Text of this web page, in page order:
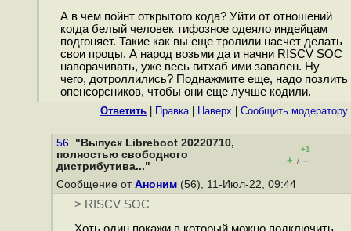
А в чем пойнт открытого кода? Уйти от отношений
когда белый человек тифозное одеяло индейцам
подгоняет. Такие как вы еще тролили насчет делать
свои процы. А народ возьми да и начни RISCV SOC
наворачивать, уже весь гитхаб ими завален. Ну
чего, дотроллились? Поднажмите еще, надо позлить
опенсорсников, чтобы они еще лучше кодили.
Ответить Правка| Наверх Cообщить модератору
56. "Выпуск Libreboot 20220710,
полностью свободного
дистрибутива..."
+1
+ / –
Сообщение от Аноним (56), 11-Июл-22, 09:44
> RISCV SOC